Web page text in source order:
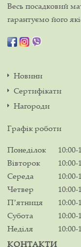
Весь посадковий
гарантуємо його
Новини
Сертифікати
Нагороди
Графік роботи
Понеділок
10:00-
Вівторок
10:00-
Середа
10:00-
Четвер
10:00-
Пʼятниця
10:00-
Субота
10:00-
Неділя
10:00-
КОНТАКТИ